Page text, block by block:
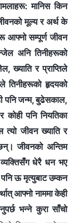
मानिस किन
मूल्य र अर्थ के
आफ्नो सम्पूर्ण जीवन
अनि तिनीहरूको
ख्याति र प्राप्तिले
तिनीहरूको हृदयको
पनि जन्म, बुढेसकाल,
पनि नियतिका
जीवन ख्याति र
जीवनको अन्तिम
व्यक्तिसँग धेरै धन भए
ऊ मृत्युबाट उम्‍कन
आफ्‍नो नाममा केही
भन्ने कुरा साँचो